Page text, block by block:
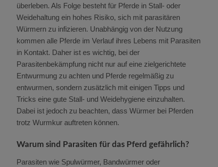
überleben. Als Folge besteht für Pferde in Stall- oder
Weidehaltung ein hohes Risiko, sich mit parasitären
Würmern zu infizieren. Unabhängig von der Nutzung
kommen alle Pferde im Verlauf ihres Lebens mit Parasiten
in Kontakt. Daher ist es wichtig, bei der
Parasitenbekämpfung nicht nur auf eine zielgerichtete
Entwurmung zu achten und Pferde regelmäßig zu
entwurmen, sondern zusätzlich mit einigen Tipps und
Tricks eine gute Stall- und Weidehygiene einzuhalten.
Dabei ist jedoch zu beachten, dass Würmer bei Pferden
trotz Wurmkur auftreten können.
Warum sind Parasiten für das Pferd gefährlich?
Parasiten wie Spulwürmer, Bandwürmer oder